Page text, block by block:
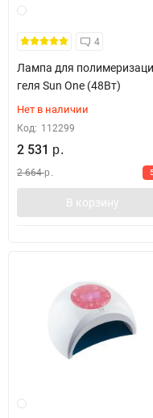
4
Лампа для
геля Sun One (48Вт)
Нет в наличии
Код: 112299
2 531 р.
2 664 р.
В корзину